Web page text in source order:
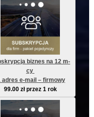
biznes na 12 m-
cy
adres e-mail – firmowy
99.00 zł przez 1 rok